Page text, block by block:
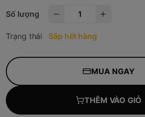
Số lượng
Trạng thái Sắp hết hàng
MUA NGAY
THÊM VÀO GIỎ